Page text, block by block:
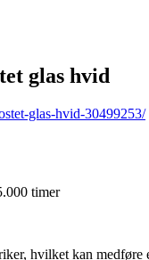
glas hvid
glas-hvid-30499253/
timer
hvilket kan medføre